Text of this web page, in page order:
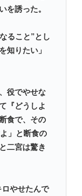
を誘った。
ること”とし
知りたい」
役でやせな
『どうしよ
食で、その
」と断食の
二宮は驚き
ロやせたんで